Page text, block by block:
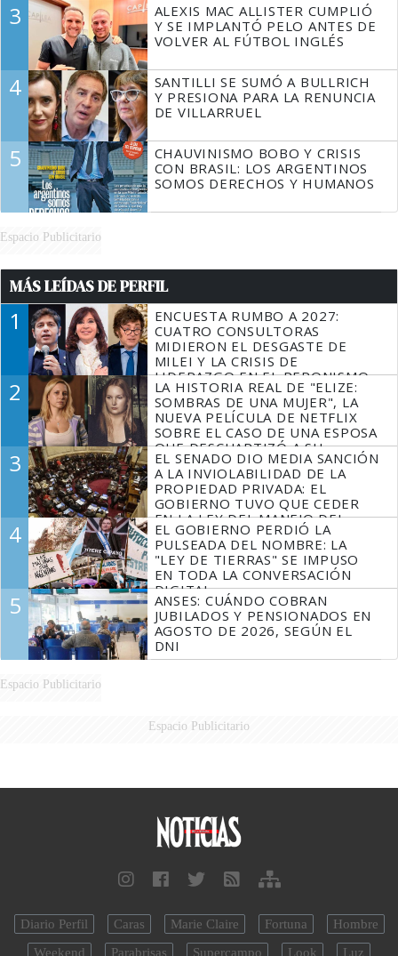
3
ALEXIS MAC ALLISTER CUMPLIÓ
Y SE IMPLANTÓ PELO ANTES DE
VOLVER AL FÚTBOL INGLÉS
4
SANTILLI SE SUMÓ A BULLRICH
Y PRESIONA PARA LA RENUNCIA
DE VILLARRUEL
5
CHAUVINISMO BOBO Y CRISIS
CON BRASIL: LOS ARGENTINOS
SOMOS DERECHOS Y HUMANOS
Espacio Publicitario
MÁS LEÍDAS DE PERFIL
1
ENCUESTA RUMBO A 2027:
CUATRO CONSULTORAS
MIDIERON EL DESGASTE DE
MILEI Y LA CRISIS DE
LIDERAZGO EN EL PERONISMO
2
LA HISTORIA REAL DE "ELIZE:
SOMBRAS DE UNA MUJER", LA
NUEVA PELÍCULA DE NETFLIX
SOBRE EL CASO DE UNA ESPOSA
QUE DESCUARTIZÓ A SU
MARIDO
3
EL SENADO DIO MEDIA SANCIÓN
A LA INVIOLABILIDAD DE LA
PROPIEDAD PRIVADA: EL
GOBIERNO TUVO QUE CEDER
EN LA LEY DEL MANEJO DEL
FUEGO
4
EL GOBIERNO PERDIÓ LA
PULSEADA DEL NOMBRE: LA
"LEY DE TIERRAS" SE IMPUSO
EN TODA LA CONVERSACIÓN
DIGITAL
5
ANSES: CUÁNDO COBRAN
JUBILADOS Y PENSIONADOS EN
AGOSTO DE 2026, SEGÚN EL
DNI
Espacio Publicitario
Espacio Publicitario
Diario Perfil Caras Marie Claire Fortuna
Hombre
Weekend
Parabrisas Supercampo Look Luz